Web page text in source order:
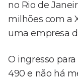
no Rio de
milhões com a
uma empresa
O ingresso
490 e não há